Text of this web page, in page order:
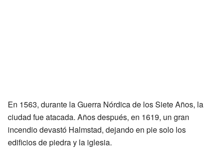
En 1563, durante la Guerra Nórdica de los Siete Años, la
ciudad fue atacada. Años después, en 1619, un gran
incendio devastó Halmstad, dejando en pie solo los
edificios de piedra y la iglesia.